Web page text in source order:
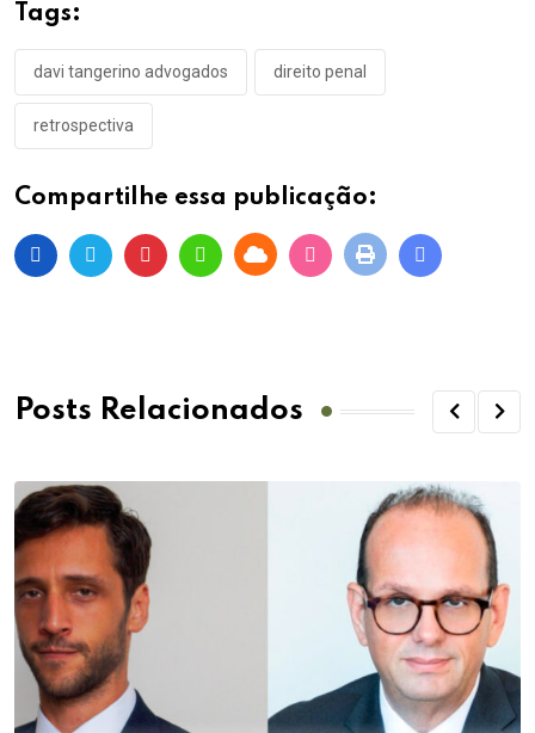
Tags:
davi tangerino advogados direito penal
retrospectiva
Compartilhe essa publicação:
Posts Relacionados